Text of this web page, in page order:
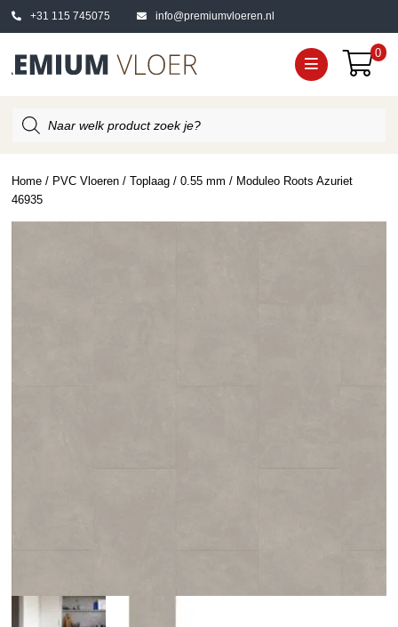
+31 115 745075 info@premiumvloeren.nl
0
zoeken
Home / PVC Vloeren /Toplaag /0.55 mm / Moduleo Roots Azuriet
46935